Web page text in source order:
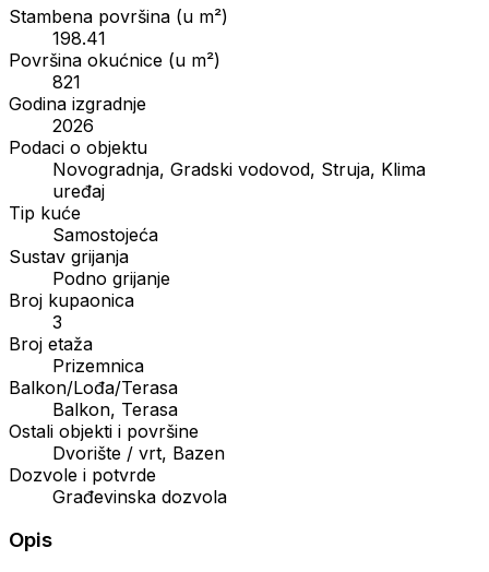
Stambena površina (u m²)
198.41
Površina okućnice (u m²)
821
Godina izgradnje
2026
Podaci o objektu
Novogradnja, Gradski vodovod, Struja, Klima
uređaj
Tip kuće
Samostojeća
Sustav grijanja
Podno grijanje
Broj kupaonica
3
Broj etaža
Prizemnica
Balkon/Lođa/Terasa
Balkon, Terasa
Ostali objekti i površine
Dvorište / vrt, Bazen
Dozvole i potvrde
Građevinska dozvola
Opis